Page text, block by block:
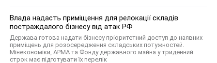
Влада надасть приміщення для релокації складів
постраждалого бізнесу від атак РФ
Держава готова надати бізнесу пріоритетний доступ до наявних
приміщень для розосередження складських потужностей.
Мінекономіки, АРМА та Фонду державного майна у триденний
строк має підготувати їх перелік